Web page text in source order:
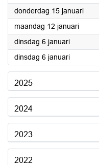
donderdag 15 januari2026
maandag 12 januari2026
dinsdag 6 januari2026
dinsdag 6 januari2026
2025
2024
2023
2022